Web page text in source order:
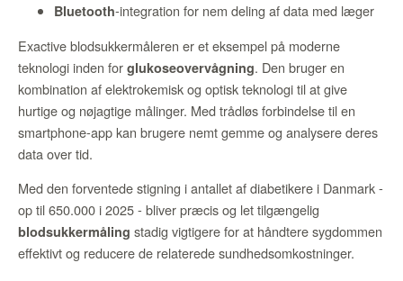
Bluetooth-integration for nem deling af data med læger
Exactive blodsukkermåleren er et eksempel på moderne
teknologi inden for glukoseovervågning. Den bruger en
kombination af elektrokemisk og optisk teknologi til at give
hurtige og nøjagtige målinger. Med trådløs forbindelse til en
smartphone-app kan brugere nemt gemme og analysere deres
data over tid.
Med den forventede stigning i antallet af diabetikere i Danmark -
op til 650.000 i 2025 - bliver præcis og let tilgængelig
blodsukkermåling stadig vigtigere for at håndtere sygdommen
effektivt og reducere de relaterede sundhedsomkostninger.